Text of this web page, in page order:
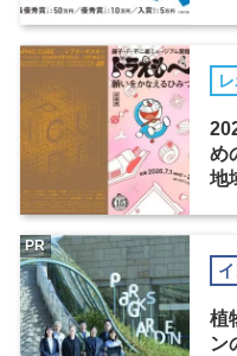
め
地
植
ン
PR